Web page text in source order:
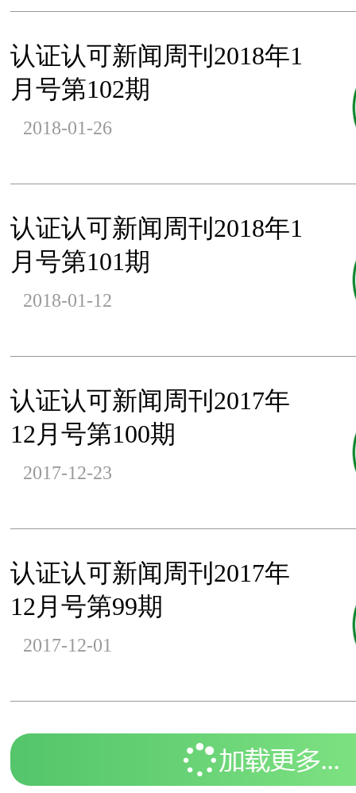
认证认可新闻周刊2018年1
月号第102期
2018-01-26
认证认可新闻周刊2018年1
月号第101期
2018-01-12
认证认可新闻周刊2017年
12月号第100期
2017-12-23
认证认可新闻周刊2017年
12月号第99期
2017-12-01